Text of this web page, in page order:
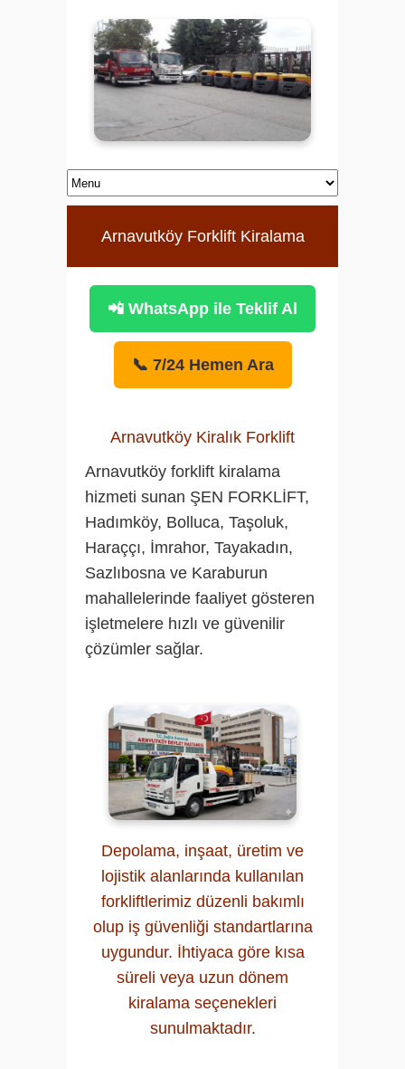
Arnavutköy Forklift Kiralama
📲 WhatsApp ile Teklif Al
📞 7/24 Hemen Ara
Arnavutköy Kiralık Forklift
Arnavutköy forklift kiralama
hizmeti sunan ŞEN FORKLİFT,
Hadımköy, Bolluca, Taşoluk,
Haraççı, İmrahor, Tayakadın,
Sazlıbosna ve Karaburun
mahallelerinde faaliyet gösteren
işletmelere hızlı ve güvenilir
çözümler sağlar.
Depolama, inşaat, üretim ve
lojistik alanlarında kullanılan
forkliftlerimiz düzenli bakımlı
olup iş güvenliği standartlarına
uygundur. İhtiyaca göre kısa
süreli veya uzun dönem
kiralama seçenekleri
sunulmaktadır.